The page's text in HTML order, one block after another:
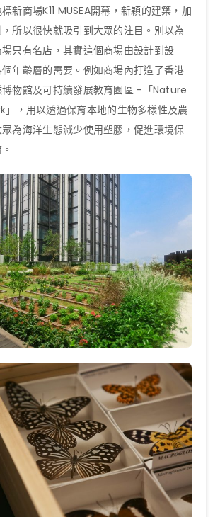
新商場K11 MUSEA開幕，新穎的建築，加
，所以很快就吸引到大眾的注目。別以為
只有名店，其實這個商場由設計到設
年齡層的需要。例如商場內打造了香港
物館及可持續發展教育園區 -「Nature
，用以透過保育本地的生物多樣性及農
為海洋生態減少使用塑膠，促進環境保